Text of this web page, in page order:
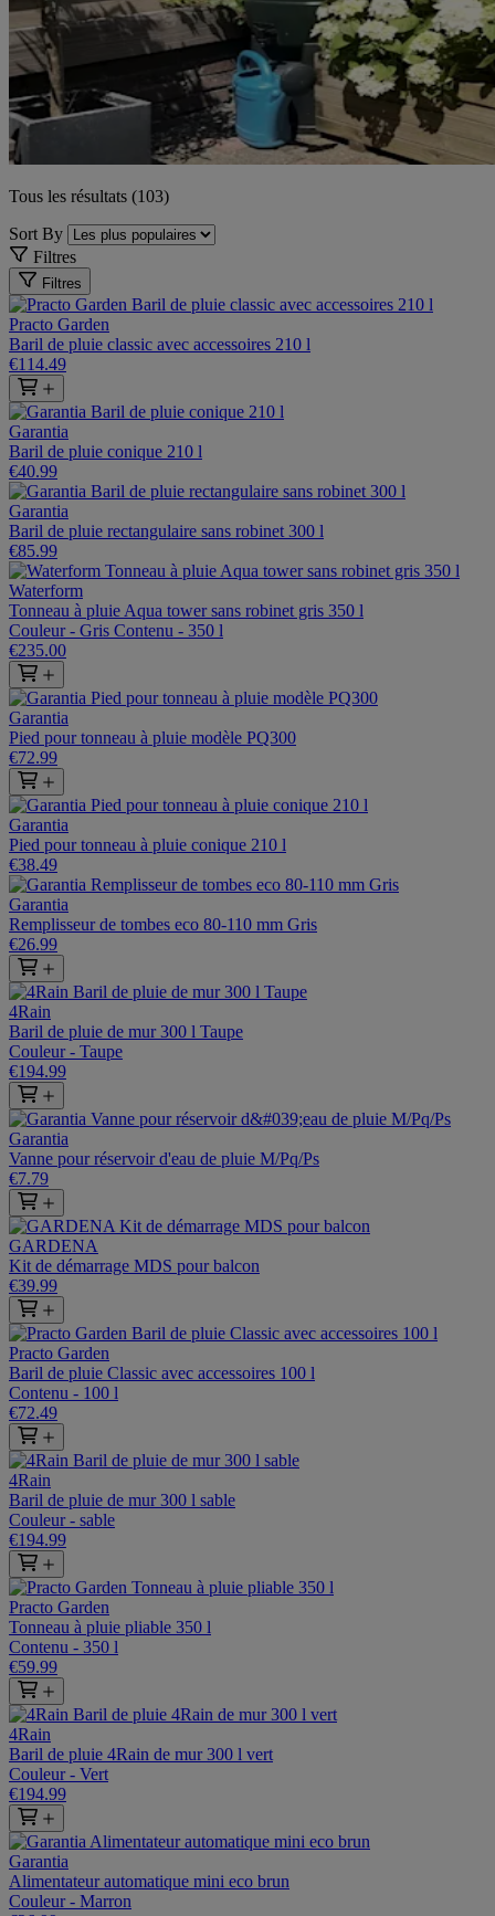
Tous les résultats (103)
Sort By
Filtres
Filtres
Practo Garden
Baril de pluie classic avec accessoires 210 l
€114.49
Garantia
Baril de pluie conique 210 l
€40.99
Garantia
Baril de pluie rectangulaire sans robinet 300 l
€85.99
Waterform
Tonneau à pluie Aqua tower sans robinet gris 350 l
Couleur - Gris Contenu - 350 l
€235.00
Garantia
Pied pour tonneau à pluie modèle PQ300
€72.99
Garantia
Pied pour tonneau à pluie conique 210 l
€38.49
Garantia
Remplisseur de tombes eco 80-110 mm Gris
€26.99
4Rain
Baril de pluie de mur 300 l Taupe
Couleur - Taupe
€194.99
Garantia
Vanne pour réservoir d'eau de pluie M/Pq/Ps
€7.79
GARDENA
Kit de démarrage MDS pour balcon
€39.99
Practo Garden
Baril de pluie Classic avec accessoires 100 l
Contenu - 100 l
€72.49
4Rain
Baril de pluie de mur 300 l sable
Couleur - sable
€194.99
Practo Garden
Tonneau à pluie pliable 350 l
Contenu - 350 l
€59.99
4Rain
Baril de pluie 4Rain de mur 300 l vert
Couleur - Vert
€194.99
Garantia
Alimentateur automatique mini eco brun
Couleur - Marron